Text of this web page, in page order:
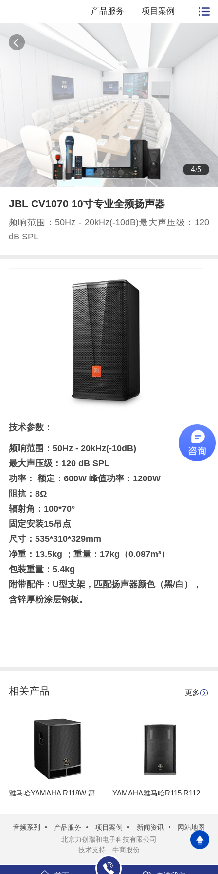
产品服务 项目案例
4/5
JBL CV1070 10寸专业全频扬声器
频响范围：50Hz - 20kHz(-10dB)最大声压级：120
dB SPL
技术参数：
频响范围：50Hz - 20kHz(-10dB)
最大声压级：120 dB SPL
功率： 额定：600W 峰值功率：1200W
阻抗：8Ω
辐射角：100*70°
固定安装15吊点
尺寸：535*310*329mm
净重：13.5kg ；重量：17kg（0.087m³）
包装重量：5.4kg
附带配件：U型支架，匹配扬声器颜色（黑/白），
含锌厚粉涂层钢板。
相关产品 更多
雅马哈YAMAHA R118W 舞台演出多媒体教室会议多功能厅 大功率音箱 YAMAHA雅马哈R115 R112 专业音响设备 演出舞台KTV会议户外音箱
音频系列 产品服务 项目案例 新闻资讯
网站地图
北京力创瑞和电子科技有限公司
技术支持：牛商股份